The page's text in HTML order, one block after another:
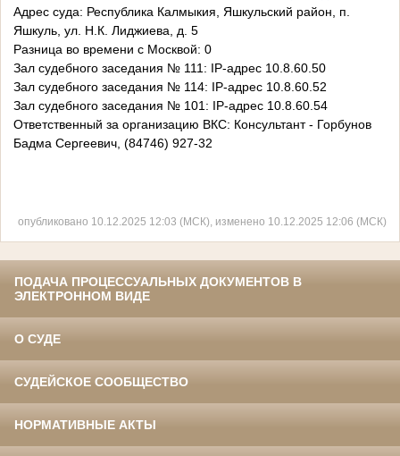
Адрес суда: Республика Калмыкия, Яшкульский район, п.
Яшкуль, ул. Н.К. Лиджиева, д. 5
Разница во времени с Москвой: 0
Зал судебного заседания № 111: IP-адрес 10.8.60.50
Зал судебного заседания № 114: IP-адрес 10.8.60.52
Зал судебного заседания № 101: IP-адрес 10.8.60.54
Ответственный за организацию ВКС: Консультант - Горбунов
Бадма Сергеевич, (84746) 927-32
опубликовано 10.12.2025 12:03 (МСК), изменено 10.12.2025 12:06 (МСК)
ПОДАЧА ПРОЦЕССУАЛЬНЫХ ДОКУМЕНТОВ В
ЭЛЕКТРОННОМ ВИДЕ
О СУДЕ
СУДЕЙСКОЕ СООБЩЕСТВО
НОРМАТИВНЫЕ АКТЫ